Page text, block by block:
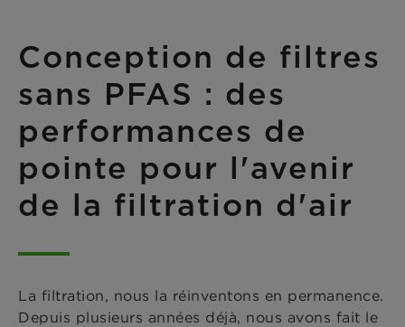
Conception de filtres
sans PFAS : des
performances de
pointe pour l'avenir
de la filtration d'air
La filtration, nous la réinventons en permanence.
Depuis plusieurs années déjà, nous avons fait le